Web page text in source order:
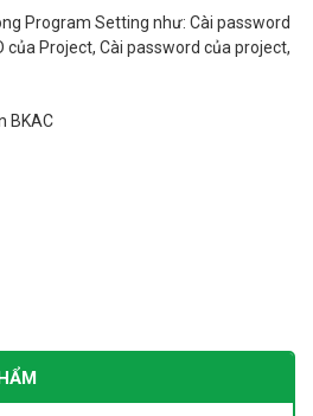
Program Setting như: Cài password
của Project, Cài password của project,
BKAC